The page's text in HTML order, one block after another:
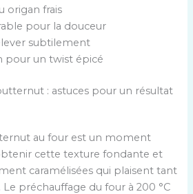
origan frais
pour la douceur
subtilement
pour un twist épicé
: astuces pour un résultat
au four est un moment
cette texture fondante et
caramélisées qui plaisent tant
Le préchauffage du four à 200 °C